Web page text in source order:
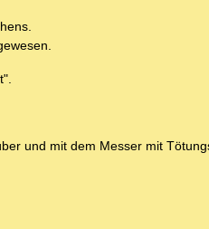
und mit dem Messer mit